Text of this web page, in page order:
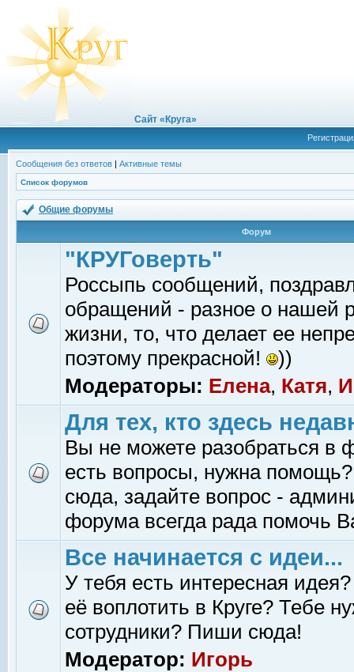
Сайт «Круга»
Сообщения без ответов | Активные темы
Список форумов
Общие форумы
Форум
"КРУГоверть"
Россыпь сообщений,
обращений - разное о нашей
жизни, то, что делает ее
поэтому прекрасной!
))
Модераторы: Елена, Катя,
Для тех, кто здесь
Вы не можете разобраться в
есть вопросы, нужна помощь?
сюда, задайте вопрос -
форума всегда рада помочь
Все начинается с идеи...
У тебя есть интересная
её воплотить в Круге? Тебе
сотрудники? Пиши сюда!
Модератор: Игорь